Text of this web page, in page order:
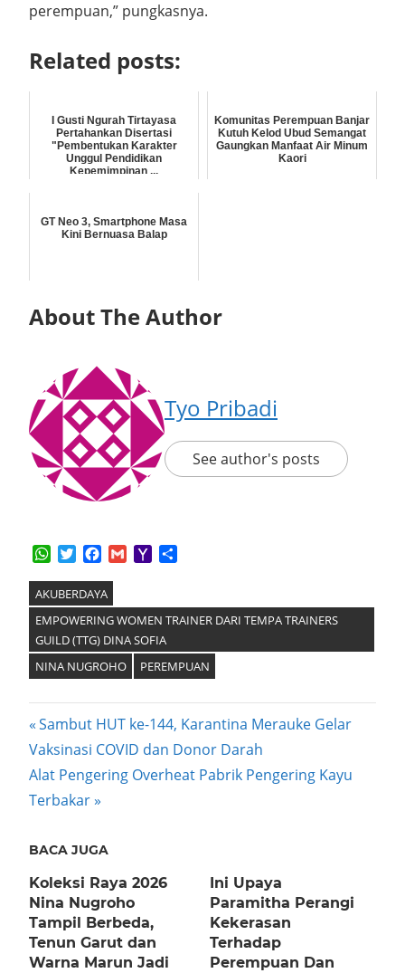
perempuan,” pungkasnya.
Related posts:
I Gusti Ngurah Tirtayasa
Pertahankan Disertasi
"Pembentukan Karakter
Unggul Pendidikan
Kepemimpinan ...
Komunitas Perempuan Banjar
Kutuh Kelod Ubud Semangat
Gaungkan Manfaat Air Minum
Kaori
GT Neo 3, Smartphone Masa
Kini Bernuasa Balap
About The Author
Tyo Pribadi
See author's posts
WhatsApp
TwitterFacebook
GmailYahoo
AKUBERDAYA
EMPOWERING WOMEN TRAINER DARI TEMPA TRAINERS
GUILD (TTG) DINA SOFIA
NINA NUGROHO
PEREMPUAN
Post
navigation
Previous
Post:
Sambut HUT ke-144, Karantina Merauke Gelar
Vaksinasi COVID dan Donor Darah
Next
Post:
Alat Pengering Overheat Pabrik Pengering Kayu
Terbakar
BACA JUGA
Koleksi Raya 2026
Nina Nugroho
Tampil Berbeda,
Tenun Garut dan
Warna Marun Jadi
Ini Upaya
Paramitha Perangi
Kekerasan
Terhadap
Perempuan Dan